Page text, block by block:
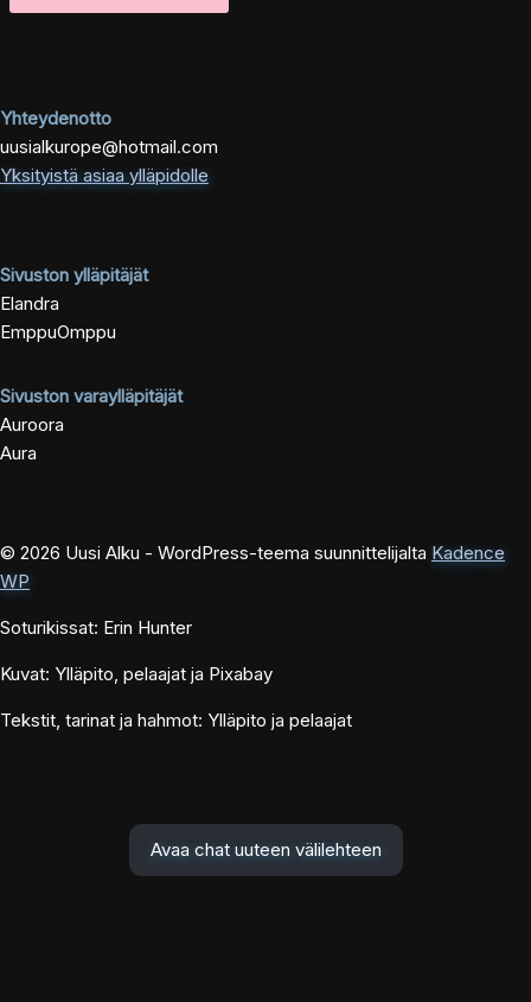
Yhteydenotto
uusialkurope@hotmail.com
Yksityistä asiaa ylläpidolle
Sivuston ylläpitäjät
Elandra
EmppuOmppu
Sivuston varaylläpitäjät
Auroora
Aura
© 2026 Uusi Alku - WordPress-teema suunnittelijalta Kadence
WP
Soturikissat: Erin Hunter
Kuvat: Ylläpito, pelaajat ja Pixabay
Tekstit, tarinat ja hahmot: Ylläpito ja pelaajat
Avaa chat uuteen välilehteen